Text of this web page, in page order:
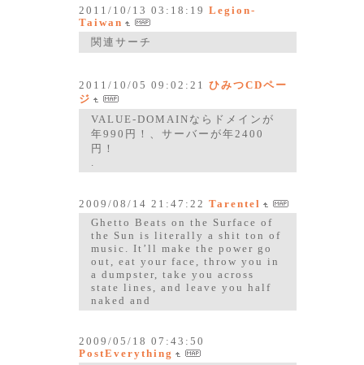
2011/10/13 03:18:19 Legion-
Taiwan
関連サーチ
2011/10/05 09:02:21 ひみつCDペー
ジ
VALUE-DOMAINならドメインが
年990円！、サーバーが年2400
円！
2009/08/14 21:47:22 Tarentel
Ghetto Beats on the Surface of
the Sun is literally a shit ton of
music. It’ll make the power go
out, eat your face, throw you in
a dumpster, take you across
state lines, and leave you half
naked and
2009/05/18 07:43:50
PostEverything